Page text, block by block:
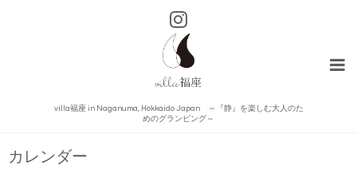
villa福座 in Naganuma, Hokkaido Japan ～『静』を楽しむ大人のた
めのグランピング～
カレンダー